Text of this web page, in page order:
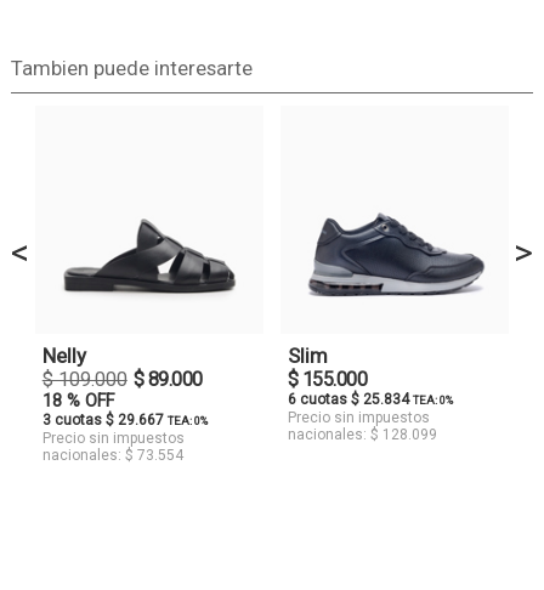
Tambien puede interesarte
<
Nelly
$ 109.000 $ 89.000
18 % OFF
3 cuotas $ 29.667 TEA: 0%
Precio sin impuestos
nacionales: $ 73.554
Slim
$ 155.000
6 cuotas $ 25.834TEA: 0%
Precio sin impuestos
nacionales: $ 128.099
>